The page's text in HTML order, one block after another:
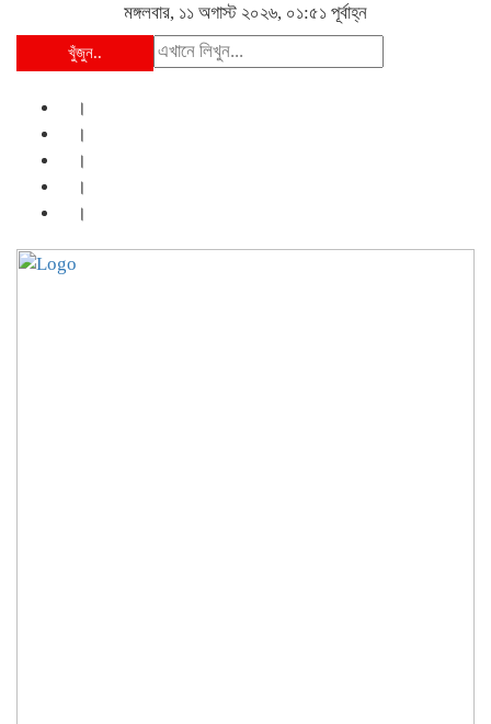
মঙ্গলবার, ১১ অগাস্ট ২০২৬, ০১:৫১ পূর্বাহ্ন
খুঁজুন..